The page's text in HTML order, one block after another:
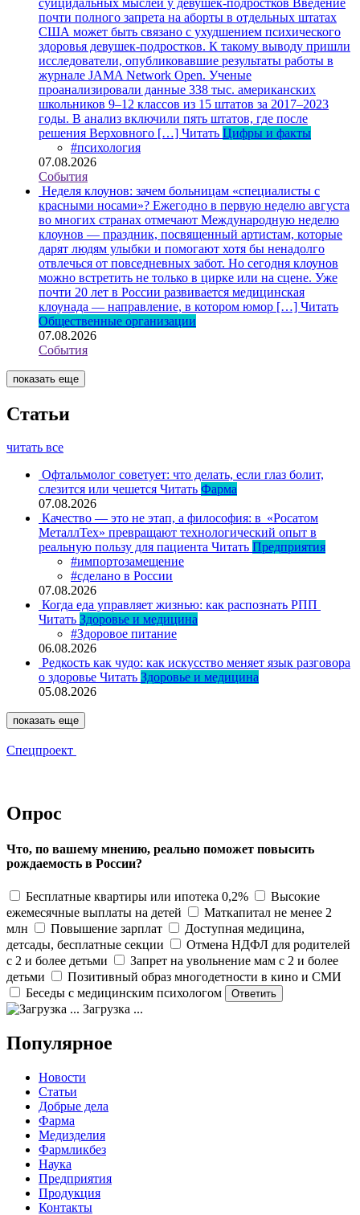
почти полного запрета на аборты в отдельных штатах
США может быть связано с ухудшением психического
здоровья девушек-подростков. К такому выводу пришли
исследователи, опубликовавшие результаты работы в
журнале JAMA Network Open. Ученые
проанализировали данные 338 тыс. американских
школьников 9–12 классов из 15 штатов за 2017–2023
годы. В анализ включили пять штатов, где после
решения Верховного […] Читать Цифры и факты
#психология
07.08.2026
События
Неделя клоунов: зачем больницам «специалисты с
красными носами»? Ежегодно в первую неделю августа
во многих странах отмечают Международную неделю
клоунов — праздник, посвященный артистам, которые
дарят людям улыбки и помогают хотя бы ненадолго
отвлечься от повседневных забот. Но сегодня клоунов
можно встретить не только в цирке или на сцене. Уже
почти 20 лет в России развивается медицинская
клоунада — направление, в котором юмор […] Читать
Общественные организации
07.08.2026
События
показать еще
Статьи
читать все
Офтальмолог советует: что делать, если глаз болит,
слезится или чешется Читать Фарма
07.08.2026
Качество — это не этап, а философия: в «Росатом
МеталлТех» превращают технологический опыт в
реальную пользу для пациента Читать Предприятия
#импортозамещение
#сделано в России
07.08.2026
Когда еда управляет жизнью: как распознать РПП
Читать Здоровье и медицина
#Здоровое питание
06.08.2026
Редкость как чудо: как искусство меняет язык разговора
о здоровье Читать Здоровье и медицина
05.08.2026
показать еще
Спецпроект
Опрос
Что, по вашему мнению, реально поможет повысить
рождаемость в России?
Бесплатные квартиры или ипотека 0,2%
Высокие
ежемесячные выплаты на детей
Маткапитал не менее 2
млн
Повышение зарплат
Доступная медицина,
детсады, бесплатные секции
Отмена НДФЛ для родителей
с 2 и более детьми
Запрет на увольнение мам с 2 и более
детьми
Позитивный образ многодетности в кино и СМИ
Беседы с медицинским психологом
Загрузка ...
Популярное
Новости
Статьи
Добрые дела
Фарма
Медизделия
Фармликбез
Наука
Предприятия
Продукция
Контакты